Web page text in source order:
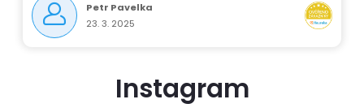
Petr Pavelka
23. 3. 2025
Instagram